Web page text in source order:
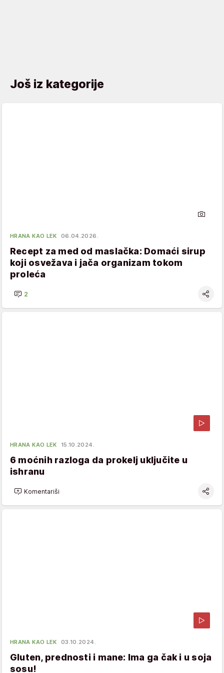
Još iz kategorije
HRANA KAO LEK 06.04.2026.
Recept za med od maslačka: Domaći sirup
koji osvežava i jača organizam tokom
proleća
2
HRANA KAO LEK 15.10.2024.
6 moćnih razloga da prokelj uključite u
ishranu
Komentariši
HRANA KAO LEK 03.10.2024.
Gluten, prednosti i mane: Ima ga čak i u soja
sosu!